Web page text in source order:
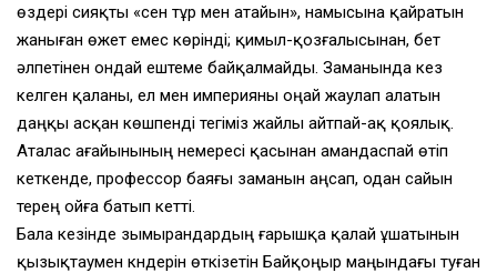
өздері сияқты «сен тұр мен атайын», намысына қайратын
жаныған өжет емес көрінді; қимыл-қозғалысынан, бет
әлпетінен ондай ештеме байқалмайды. Заманында кез
келген қаланы, ел мен империяны оңай жаулап алатын
даңқы асқан көшпенді тегіміз жайлы айтпай-ақ қоялық.
Аталас ағайынының немересі қасынан амандаспай өтіп
кеткенде, профессор баяғы заманын аңсап, одан сайын
терең ойға батып кетті.
Бала кезінде зымырандардың ғарышқа қалай ұшатынын
қызықтаумен күндерін өткізетін Байқоңыр маңындағы туған